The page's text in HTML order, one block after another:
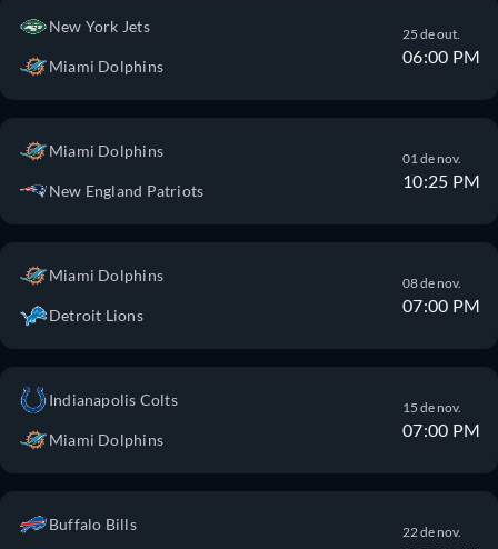
New York Jets
Miami Dolphins
25 de out.
06:00 PM
Miami Dolphins
New England Patriots
01 de nov.
10:25 PM
Miami Dolphins
Detroit Lions
08 de nov.
07:00 PM
Indianapolis Colts
Miami Dolphins
15 de nov.
07:00 PM
Buffalo Bills 22 de nov.